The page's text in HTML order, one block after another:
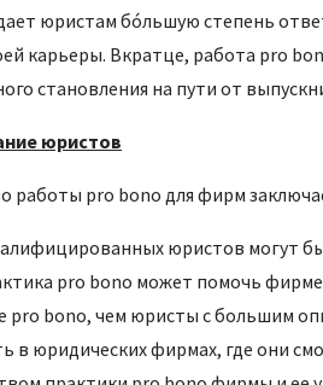
юристам бóльшую степень
карьеры. Вкратце, работа pro
становления на пути от
юристов
работы pro bono для фирм
юристов могут
pro bono может помочь
pro bono, чем юристы с большим
в юридических фирмах, где они